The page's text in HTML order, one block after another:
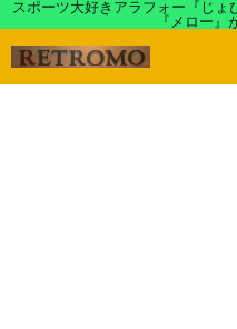
スポーツ大好きアラフォー『じょ
『メロー